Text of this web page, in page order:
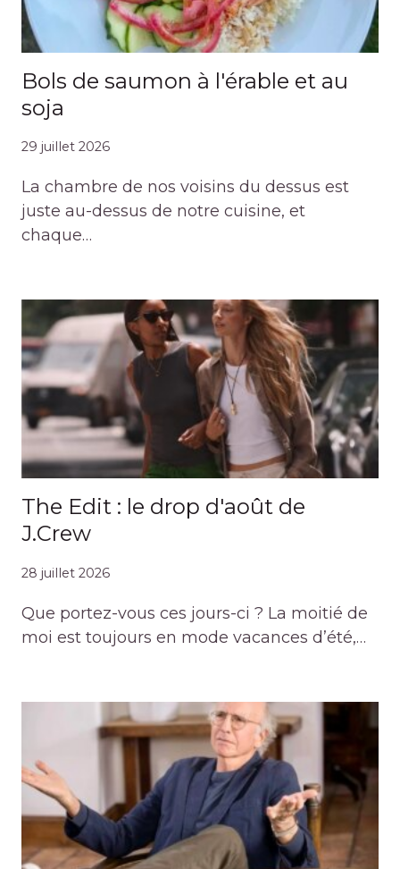
Bols de saumon à l'érable et au
soja
29 juillet 2026
La chambre de nos voisins du dessus est
juste au-dessus de notre cuisine, et
chaque…
The Edit : le drop d'août de
J.Crew
28 juillet 2026
Que portez-vous ces jours-ci ? La moitié de
moi est toujours en mode vacances d’été,…